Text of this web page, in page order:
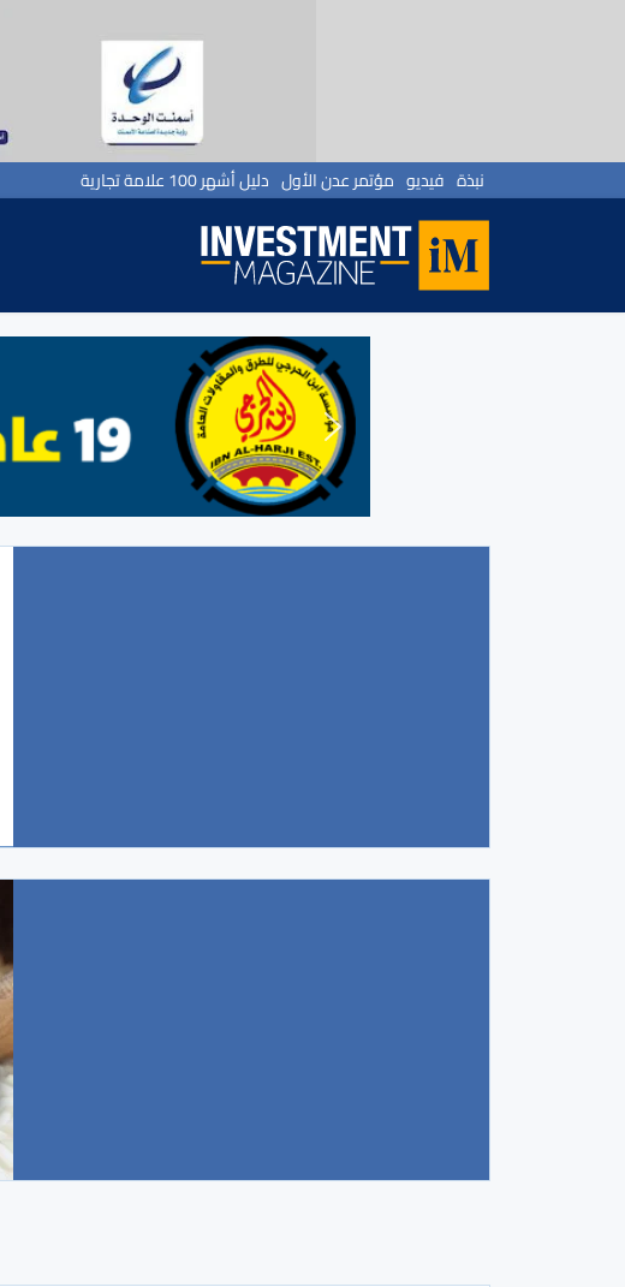
نبذة فيديو مؤتمر عدن الأول دليل أشهر 100 علامة تجارية